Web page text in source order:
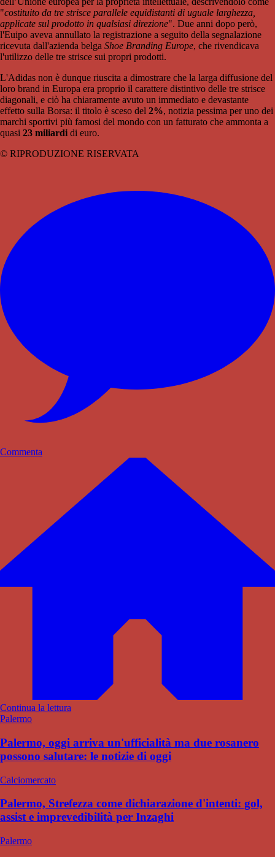
"costituito da tre strisce parallele equidistanti di uguale larghezza,
applicate sul prodotto in qualsiasi direzione". Due anni dopo però,
l'Euipo aveva annullato la registrazione a seguito della segnalazione
ricevuta dall'azienda belga Shoe Branding Europe, che rivendicava
l'utilizzo delle tre strisce sui propri prodotti.
L'Adidas non è dunque riuscita a dimostrare che la larga diffusione del
loro brand in Europa era proprio il carattere distintivo delle tre strisce
diagonali, e ciò ha chiaramente avuto un immediato e devastante
effetto sulla Borsa: il titolo è sceso del 2%, notizia pessima per uno dei
marchi sportivi più famosi del mondo con un fatturato che ammonta a
quasi 23 miliardi di euro.
© RIPRODUZIONE RISERVATA
Commenta
Continua la lettura
Palermo
Palermo, oggi arriva un'ufficialità ma due rosanero
possono salutare: le notizie di oggi
Calciomercato
Palermo, Strefezza come dichiarazione d'intenti: gol,
assist e imprevedibilità per Inzaghi
Palermo